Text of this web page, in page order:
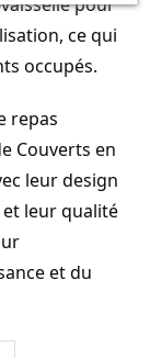
ce qui
occupés.
repas
Couverts en
leur design
leur qualité
et du